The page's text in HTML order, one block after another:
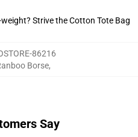
Strive the Cotton Tote Bag
86216
Borse,
Say